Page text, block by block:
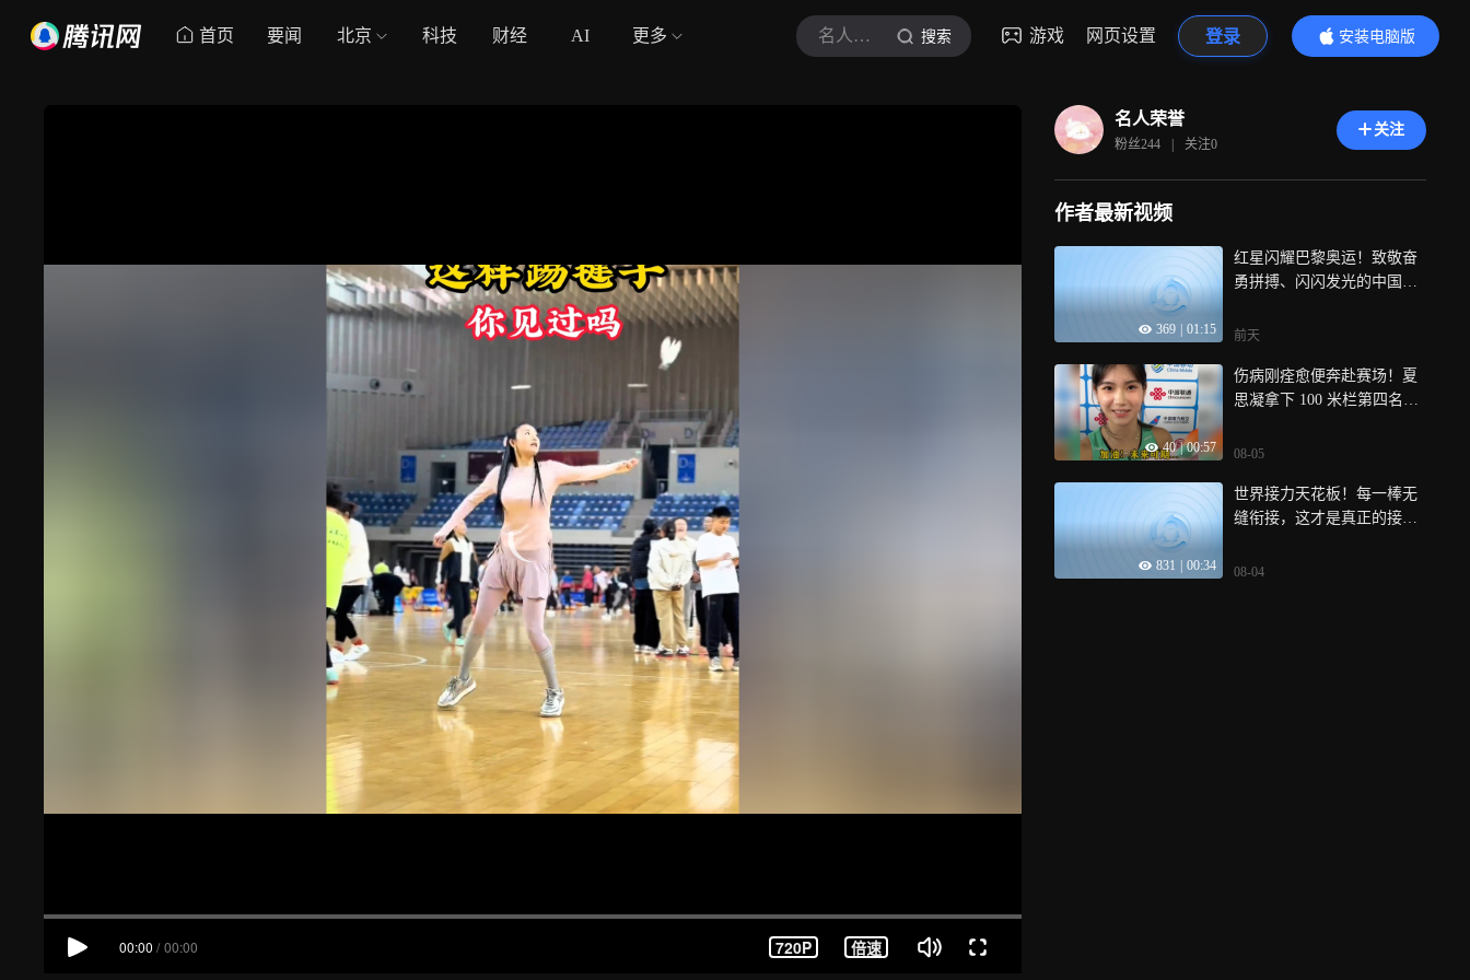
首页 要闻 北京 科技 财经 AI 更多 名人荣誉 搜索 游戏 网页设置 登录
安装电脑版
内容更精彩
00:00 / 00:14 720P 倍速
名人荣誉
粉丝244 | 关注0
关注
作者最新视频
369 01:15
红星闪耀巴黎奥运！致敬奋
勇拼搏、闪闪发光的中国世
前天
40 | 00:57
伤病刚痊愈便奔赴赛场！夏
思凝拿下 100 米栏第四名，
08-05
831 00:34
世界接力天花板！每一棒无
缝衔接，这才是真正的接力
08-04